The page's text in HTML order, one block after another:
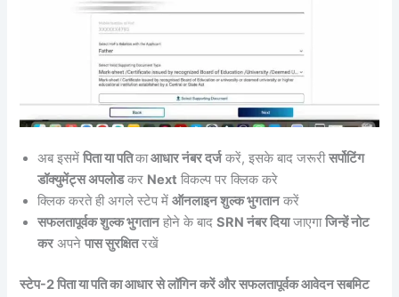
अब इसमेंपिता या पतिकाआधार नंबर दर्जकरें, इसके बाद जरूरीसर्पोटिंग
डॉक्युमेंट्स अपलोडकर Next विकल्प पर क्लिक करे
क्लिक करते ही अगले स्टेप मेंऑनलाइन शुल्क भुगतानकरें
सफलतापूर्वक शुल्क भुगतानहोने के बादSRN नंबर दियाजाएगाजिन्हें नोट
करअपनेपास सुरक्षितरखें
स्टेप-2 पिता या पति का आधार से लॉगिन करें और सफलतापूर्वक आवेदन सबमिट